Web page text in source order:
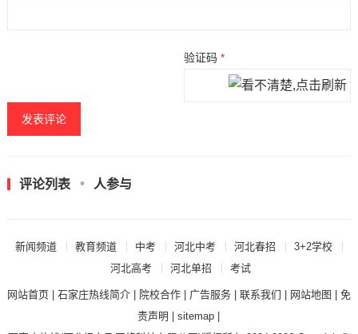
验证码*
评论列表 人参与
新闻频道 教育频道 中考 河北中考 河北春招
3+2学校
河北高考
河北单招 考试
网站首页| 石家庄热线简介| 院校合作| 广告服务| 联系我们 网站地图
免
责声明
|sitemap